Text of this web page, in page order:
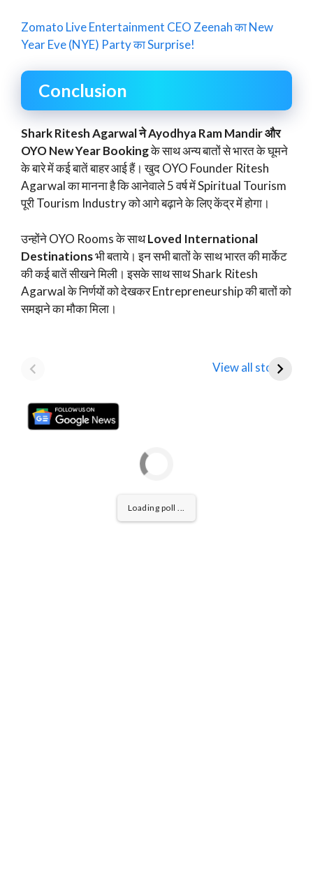
Zomato Live Entertainment CEO Zeenah का New
Year Eve (NYE) Party का Surprise!
Conclusion
Shark Ritesh Agarwal ने Ayodhya Ram Mandir और
OYO New Year Bookingके साथ अन्य बातों से भारत के घूमने
के बारे में कई बातें बाहर आई हैं। खुद OYO Founder Ritesh
Agarwal का मानना है कि आनेवाले 5 वर्ष में Spiritual Tourism
पूरी Tourism Industry को आगे बढ़ाने के लिए केंद्र में होगा।
उन्होंने OYO Rooms के साथLoved International
Destinationsभी बताये। इन सभी बातों के साथ भारत की मार्केट
की कई बातें सीखने मिली। इसके साथ साथ Shark Ritesh
Agarwal के निर्णयों को देखकर Entrepreneurship की बातों को
समझने का मौका मिला।
View all stories
Parent Honasa
Shares Fall Below
Loading poll ...